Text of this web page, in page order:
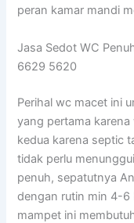
peran kamar mandi
Jasa Sedot WC
6629 5620
Perihal wc macet ini
yang pertama
kedua karena septic
tidak perlu
penuh, sepatutnya
dengan rutin min 4-6
mampet ini